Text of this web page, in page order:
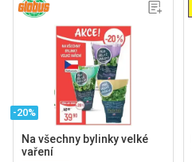
-20%
Na všechny bylinky velké
vaření